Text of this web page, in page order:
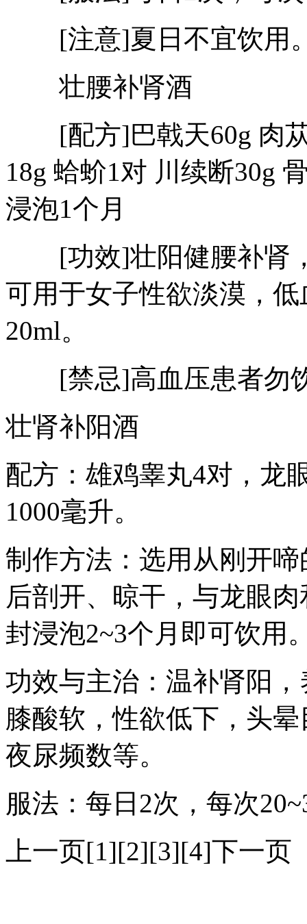
[注意]夏日不宜饮用
壮腰补肾酒
[配方]巴戟天60g 肉苁
18g 蛤蚧1对 川续断30g
浸泡1个月
[功效]壮阳健腰补肾，
可用于女子性欲淡漠，
20ml。
[禁忌]高血压患者勿
壮肾补阳酒
配方：雄鸡睾丸4对，龙
1000毫升。
制作方法：选用从刚开
后剖开、晾干，与龙眼
封浸泡2~3个月即可饮用
功效与主治：温补肾阳
膝酸软，性欲低下，头
夜尿频数等。
服法：每日2次，每次
上一页[1][2][3][4]下一页